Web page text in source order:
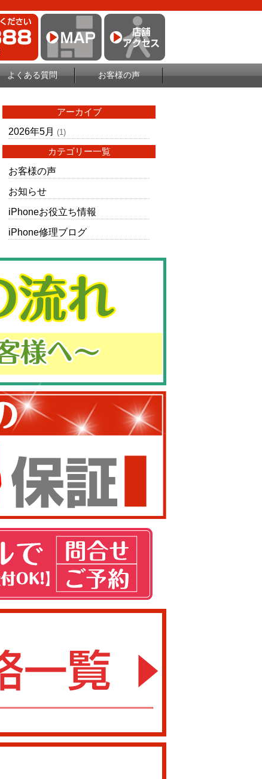
よくある質問 お客様の声
アーカイブ
2026年5月 (1)
カテゴリー一覧
お客様の声
お知らせ
iPhoneお役立ち情報
iPhone修理ブログ